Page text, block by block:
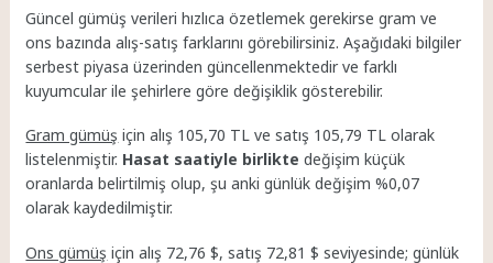
Güncel gümüş verileri hızlıca özetlemek gerekirse gram ve
ons bazında alış-satış farklarını görebilirsiniz. Aşağıdaki bilgiler
serbest piyasa üzerinden güncellenmektedir ve farklı
kuyumcular ile şehirlere göre değişiklik gösterebilir.
Gram gümüş için alış 105,70 TL ve satış 105,79 TL olarak
listelenmiştir. Hasat saatiyle birlikte değişim küçük
oranlarda belirtilmiş olup, şu anki günlük değişim %0,07
olarak kaydedilmiştir.
Ons gümüş için alış 72,76 $, satış 72,81 $ seviyesinde; günlük